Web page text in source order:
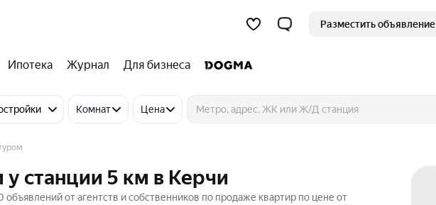
Разместить объявление
Ипотека Журнал Для бизнеса
Комнат Цена
станции 5 км в Керчи
от агентств и собственников по продаже квартир по цене от